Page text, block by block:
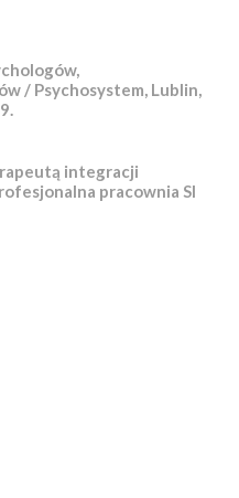
/ Psychosystem, Lublin,
integracji
pracownia SI